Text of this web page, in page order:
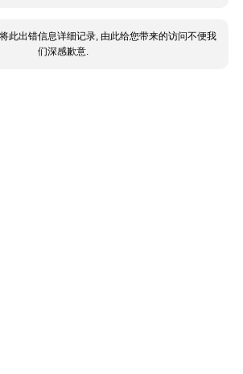
此出错信息详细记录, 由此给您带来的访问不便我
们深感歉意.